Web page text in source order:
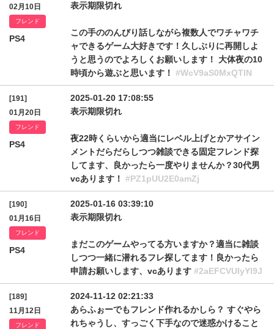
02月10日
フレンド
PS4
表示期限切れ
この手ののんびり話しながら複数人でワチャワチ
ャできるゲーム大好きです！久しぶりに再開しよ
うと思うのでよろしくお願いします！ 大体夜の10
時頃から遊ぶと思います！ #WcV9aS0MxQTlN
[191]
01月20日
フレンド
PS4
2025-01-20 17:08:55
表示期限切れ
夜22時くらいから適当にレベル上げとかアサイン
メントだらだらしつつ雑談できる固定フレンド探
してます、良かったら一度やりませんか？30代男
vcあります！ #PZ1pUU2E0amZj
[190]
01月16日
フレンド
PS4
2025-01-16 03:39:10
表示期限切れ
まだこのゲームやってる方いますか？適当に雑談
しつつ一緒に潜れるフレ探してます！良かったら
申請お願いします、vcあります #2aEFCVUIyYl9J
[189]
11月12日
フレンド
2024-11-12 02:21:33
あらふぉーでもフレンド作れるかしら？ すぐやら
れちゃうし、すっごく下手なので迷惑かけること